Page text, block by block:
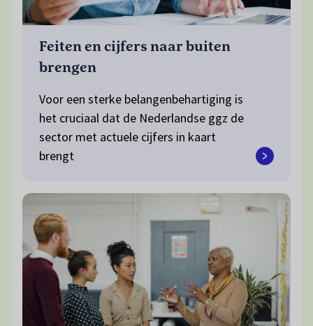
Feiten en cijfers naar buiten
brengen
Voor een sterke belangenbehartiging is
het cruciaal dat de Nederlandse ggz de
sector met actuele cijfers in kaart
brengt